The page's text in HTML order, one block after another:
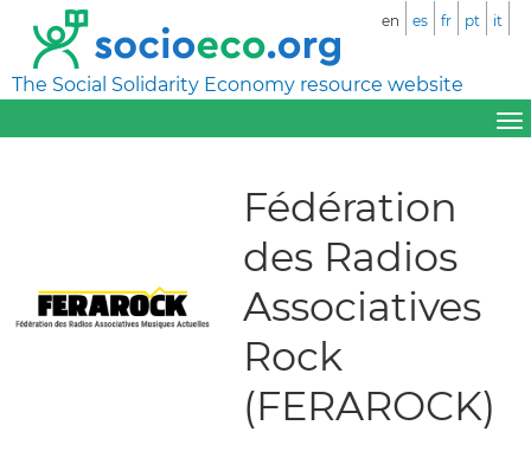
The Social Solidarity Economy resource website
en es fr pt it
Fédération
des Radios
Associatives
Rock
(FERAROCK)